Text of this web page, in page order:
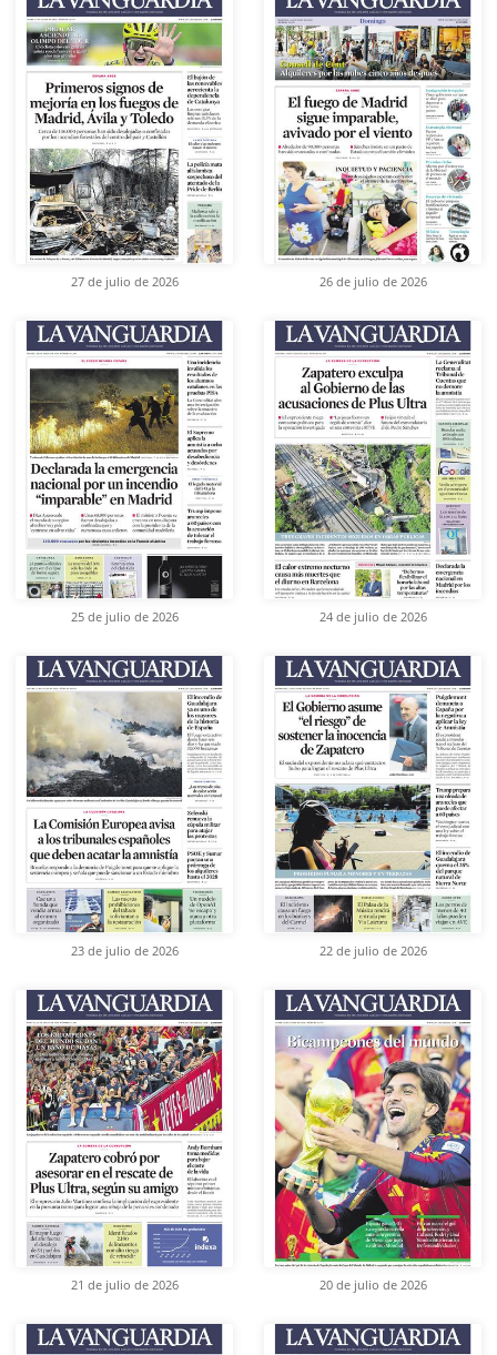
27 de julio de 2026 26 de julio de 2026
25 de julio de 2026 24 de julio de 2026
23 de julio de 2026 22 de julio de 2026
21 de julio de 2026 20 de julio de 2026